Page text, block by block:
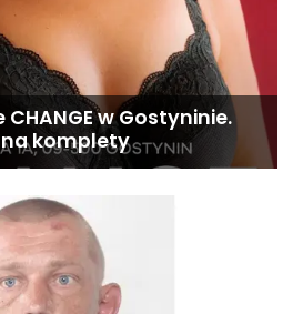
w Gostyninie.
na komplety